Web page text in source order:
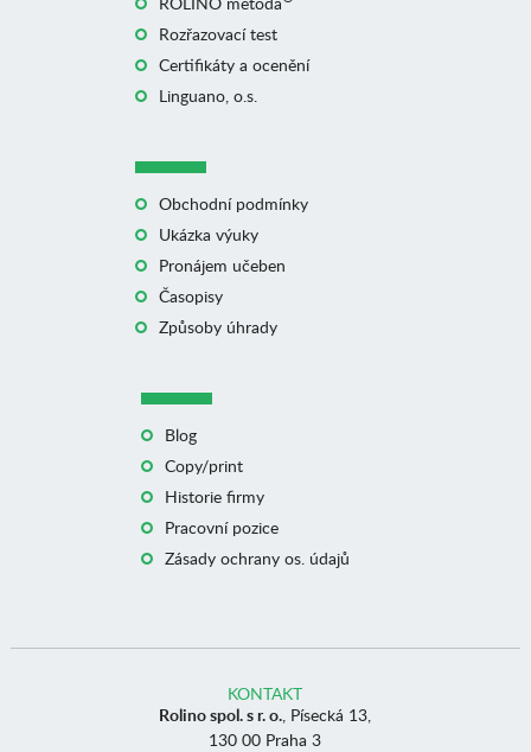
Rozřazovací test
Certifikáty a ocenění
Linguano, o.s.
Obchodní podmínky
Ukázka výuky
Pronájem učeben
Časopisy
Způsoby úhrady
Blog
Copy/print
Historie firmy
Pracovní pozice
Zásady ochrany os. údajů
KONTAKT
Rolino spol. s r. o., Písecká 13,
130 00 Praha 3